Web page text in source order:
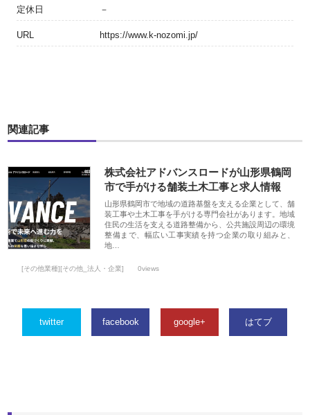
定休日 －
URL https://www.k-nozomi.jp/
関連記事
株式会社アドバンスロードが山形県鶴岡
市で手がける舗装土木工事と求人情報
山形県鶴岡市で地域の道路基盤を支える企業として、舗
装工事や土木工事を手がける専門会社があります。地域
住民の生活を支える道路整備から、公共施設周辺の環境
整備まで、幅広い工事実績を持つ企業の取り組みと、
地…
[その他業種][その他_法人・企業] 0views
twitter facebook google+ はてブ